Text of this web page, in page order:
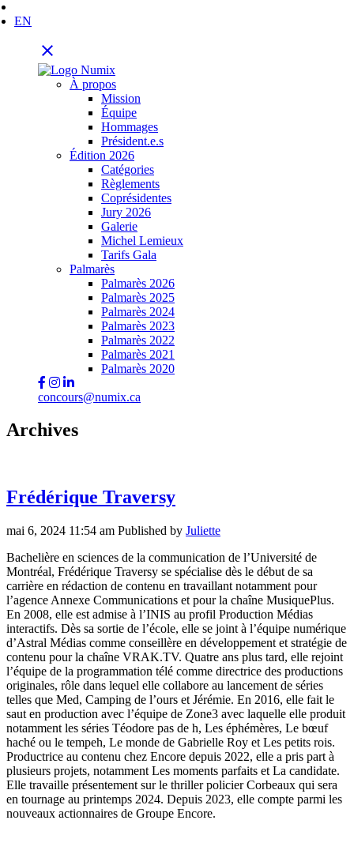
EN
close
À propos
Mission
Équipe
Hommages
Président.e.s
Édition 2026
Catégories
Règlements
Coprésidentes
Jury 2026
Galerie
Michel Lemieux
Tarifs Gala
Palmarès
Palmarès 2026
Palmarès 2025
Palmarès 2024
Palmarès 2023
Palmarès 2022
Palmarès 2021
Palmarès 2020
concours@numix.ca
Archives
Frédérique Traversy
mai 6, 2024 11:54 am Published by Juliette
Bachelière en sciences de la communication de l’Université de
Montréal, Frédérique Traversy se spécialise dès le début de sa
carrière en rédaction de contenu en travaillant notamment pour
l’agence Annexe Communications et pour la chaîne MusiquePlus.
En 2008, elle est admise à l’INIS au profil Production Médias
interactifs. Dès sa sortie de l’école, elle se joint à l’équipe numérique
d’Astral Médias comme conseillère en développement et stratégie de
contenu pour la chaîne VRAK.TV. Quatre ans plus tard, elle rejoint
l’équipe de la programmation télé comme directrice des productions
originales, rôle dans lequel elle collabore au lancement de séries
telles que Med, Camping de l’ours et Jérémie. En 2016, elle fait le
saut en production avec l’équipe de Zone3 avec laquelle elle produit
notamment les séries Téodore pas de h, Les éphémères, Le bœuf
haché ou le tempeh, Le monde de Gabrielle Roy et Les petits rois.
Productrice au contenu chez Encore depuis 2022, elle a pris part à
plusieurs projets, notamment Les moments parfaits et La candidate.
Elle travaille présentement sur le thriller policier Corbeaux qui sera
en tournage au printemps 2024. Depuis 2023, elle compte parmi les
nouveaux actionnaires de Groupe Encore.